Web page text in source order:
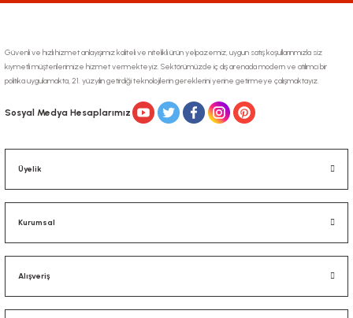
Gönder
Güvenli ve hızlı hizmet anlayışımız kaliteli ve nitelikli ürün yelpazemiz, uygun satış koşullarınmızla siz
kıymetli müşterilerimize hizmet vermekteyiz. Sektörümüzde iç dış arenada modern ve atılımcı bir
politika uygulamakta, 21. yüzyılın getirdiği teknolojilerin gereklerini yerine getirmeye çalışmaktayız.
Sosyal Medya Hesaplarımız
Üyelik
Kurumsal
Alışveriş